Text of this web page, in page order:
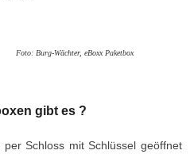
Foto: Burg-Wächter, eBoxx Paketbox
gibt es ?
Schloss mit Schlüssel geöffnet